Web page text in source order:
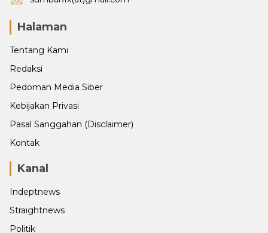
Halaman
Tentang Kami
Redaksi
Pedoman Media Siber
Kebijakan Privasi
Pasal Sanggahan (Disclaimer)
Kontak
Kanal
Indeptnews
Straightnews
Politik